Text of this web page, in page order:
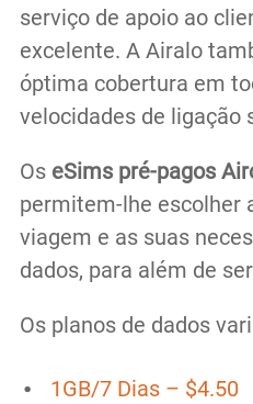
serviço de apoio ao
excelente. A Airalo
óptima cobertura em
velocidades de ligação
Os eSims pré-pagos
permitem-lhe escolher
viagem e as suas
dados, para além de
Os planos de dados
1GB/7 Dias – $4.50